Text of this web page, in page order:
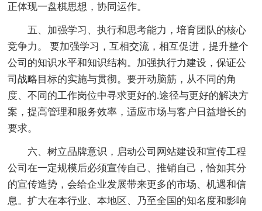
正体现一盘棋思想，协同运作。
五、加强学习、执行和思考能力，培育团队的核心
竞争力。 要加强学习，互相交流，相互促进，提升整个
公司的知识水平和知识结构。加强执行力建设，保证公
司战略目标的实施与贯彻。要开动脑筋，从不同的角
度、不同的工作岗位中寻求更好的.途径与更好的解决方
案，提高管理和服务效率，适应市场与客户日益增长的
要求。
六、树立品牌意识，启动公司网站建设和宣传工程
公司在一定规模后必须宣传自己、推销自己，恰如其分
的宣传造势，会给企业发展带来更多的市场、机遇和信
息。扩大在本行业、本地区、乃至全国的知名度和影响